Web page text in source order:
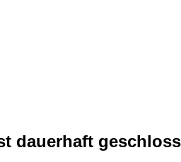
dauerhaft